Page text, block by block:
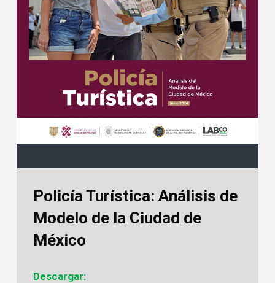
Policía Turística: Análisis de
Modelo de la Ciudad de
México
Descargar: